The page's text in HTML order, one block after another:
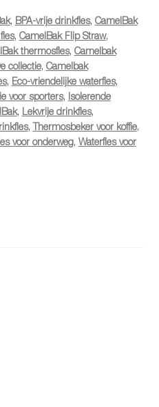
, BPA-vrije drinkfles, CamelBak
, CamelBak Flip Straw,
thermosfles, Camelbak
collectie, Camelbak
, Eco-vriendelijke waterfles,
voor sporters, Isolerende
, Lekvrije drinkfles,
,Thermosbeker voor koffie,
voor onderweg, Waterfles voor